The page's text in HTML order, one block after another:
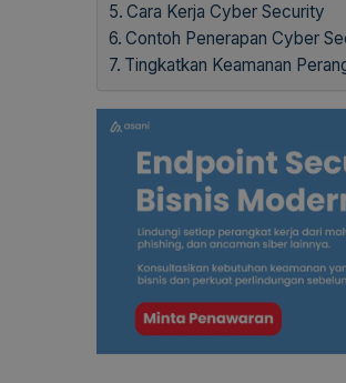
Cara Kerja Cyber Security
Contoh Penerapan Cyber
Tingkatkan Keamanan